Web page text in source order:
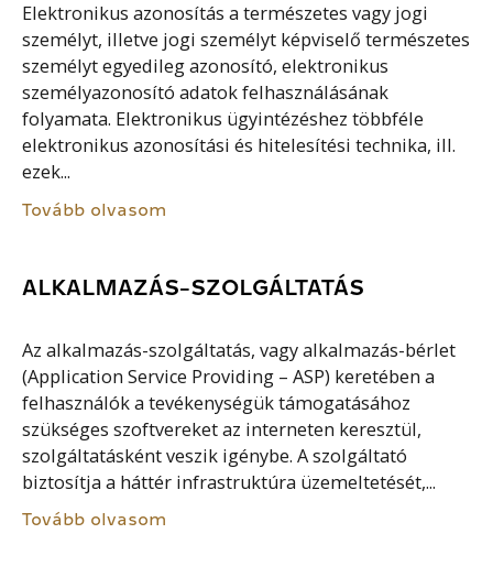
Elektronikus azonosítás a természetes vagy jogi
személyt, illetve jogi személyt képviselő természetes
személyt egyedileg azonosító, elektronikus
személyazonosító adatok felhasználásának
folyamata. Elektronikus ügyintézéshez többféle
elektronikus azonosítási és hitelesítési technika, ill.
ezek...
Tovább olvasom
ALKALMAZÁS-SZOLGÁLTATÁS
Az alkalmazás-szolgáltatás, vagy alkalmazás-bérlet
(Application Service Providing – ASP) keretében a
felhasználók a tevékenységük támogatásához
szükséges szoftvereket az interneten keresztül,
szolgáltatásként veszik igénybe. A szolgáltató
biztosítja a háttér infrastruktúra üzemeltetését,...
Tovább olvasom